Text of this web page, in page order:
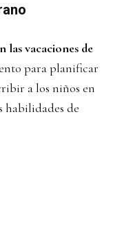
las vacaciones de
para planificar
a los niños en
habilidades de